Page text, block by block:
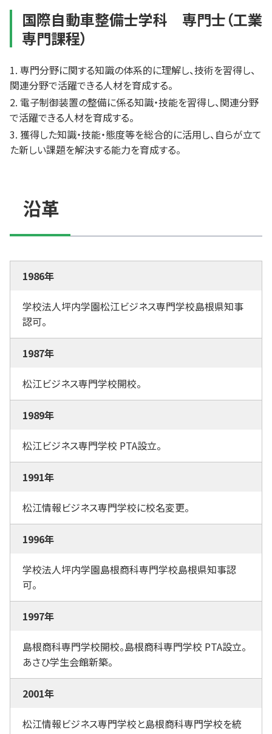
国際自動車整備士学科 専門士（工業
専門課程）
専門分野に関する知識の体系的に理解し、技術を習得し、
関連分野で活躍できる人材を育成する。
電子制御装置の整備に係る知識・技能を習得し、関連分野
で活躍できる人材を育成する。
獲得した知識・技能・態度等を総合的に活用し、自らが立て
た新しい課題を解決する能力を育成する。
沿革
1986年
学校法人坪内学園松江ビジネス専門学校島根県知事
認可。
1987年
松江ビジネス専門学校開校。
1989年
松江ビジネス専門学校 PTA設立。
1991年
松江情報ビジネス専門学校に校名変更。
1996年
学校法人坪内学園島根商科専門学校島根県知事認
可。
1997年
島根商科専門学校開校。島根商科専門学校 PTA設立。
あさひ学生会館新築。
2001年
松江情報ビジネス専門学校と島根商科専門学校を統